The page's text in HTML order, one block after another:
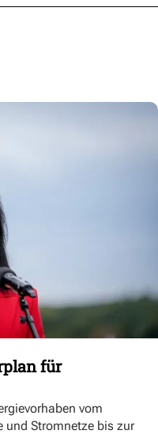
für
vom
und Stromnetze bis zur